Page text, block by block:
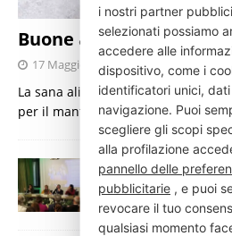
Buone abitudini a
17 Maggio 2025 Redazione
La sana alimentazione è uno degli
per il mantenimento e la tutela
INI Città Bianca: al
fisioterapisti in
Vergata
i nostri partner
selezionati possiamo
accedere alle
dispositivo, come i
identificatori unici,
navigazione. Puoi
scegliere gli scopi
alla profilazione
pannello delle
pubblicitarie, e puoi
revocare il tuo
qualsiasi momento